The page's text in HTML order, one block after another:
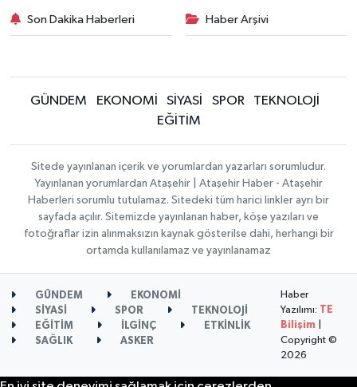
Son Dakika Haberleri Haber Arşivi
GÜNDEM EKONOMİ SİYASİ SPOR
TEKNOLOJİ
EĞİTİM
Sitede yayınlanan içerik ve yorumlardan yazarları sorumludur.
Yayınlanan yorumlardan Ataşehir | Ataşehir Haber - Ataşehir
Haberleri sorumlu tutulamaz. Sitedeki tüm harici linkler ayrı bir
sayfada açılır. Sitemizde yayınlanan haber, köşe yazıları ve
fotoğraflar izin alınmaksızın kaynak gösterilse dahi, herhangi bir
ortamda kullanılamaz ve yayınlanamaz
GÜNDEM
EKONOMİ
SİYASİ
SPOR
TEKNOLOJİ
EĞİTİM
İLGİNÇ
ETKİNLİK
SAĞLIK
ASKER
Haber
Yazılımı: TE
Bilişim
Copyright ©
2026